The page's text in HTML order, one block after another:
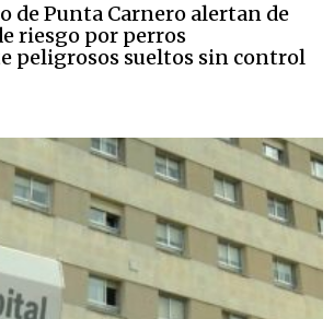
de Punta Carnero alertan de
riesgo por perros
peligrosos sueltos sin control